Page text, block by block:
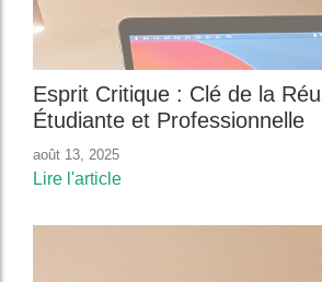
Esprit Critique : Clé de la
Étudiante et Professionnelle
août 13, 2025
Lire l'article